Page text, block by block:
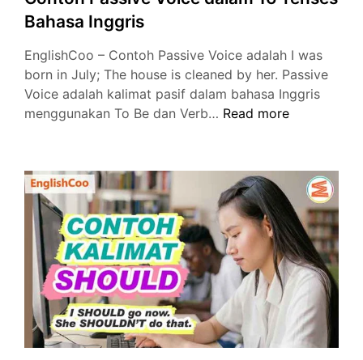
Bahasa Inggris
EnglishCoo – Contoh Passive Voice adalah I was
born in July; The house is cleaned by her. Passive
Voice adalah kalimat pasif dalam bahasa Inggris
menggunakan To Be dan Verb… Contoh
dalam
16
Tenses
Bahasa
Inggris
Read more